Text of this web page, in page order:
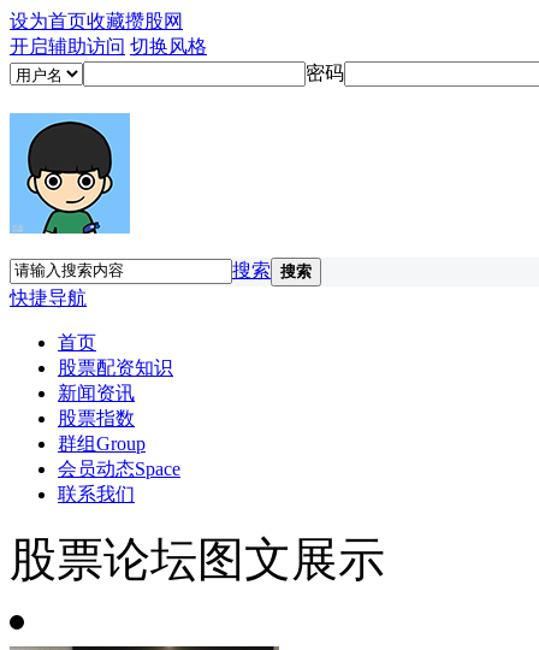
设为首页收藏攒股网
开启辅助访问 切换风格
密码
搜索 搜索
快捷导航
首页
股票配资知识
新闻资讯
股票指数
群组Group
会员动态Space
联系我们
股票论坛图文展示